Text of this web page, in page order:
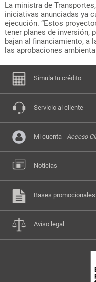
La ministra de
iniciativas anunciadas ya
ejecución. “Estos
tener planes de inversión,
bajan al financiamiento, a
las aprobaciones
Simula tu crédito
Servicio al cliente
Mi cuenta - Acceso
Noticias
Bases promocionales
Aviso legal